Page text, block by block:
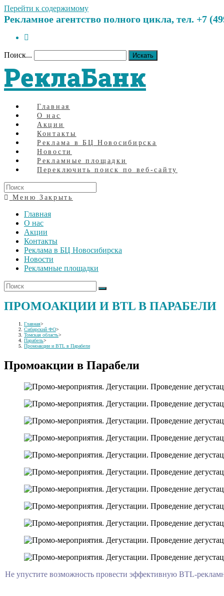
Перейти к содержимому
Рекламное агентство полного цикла, тел. +7
Поиск... Искать
РеклаБанк
Главная
О нас
Акции
Контакты
Реклама в БЦ Новосибирска
Новости
Рекламные площадки
Переключить поиск по веб-сайту
Меню Закрыть
Главная
О нас
Акции
Контакты
Реклама в БЦ Новосибирска
Новости
Рекламные площадки
ПРОМОАКЦИИ И BTL В ПАРАБЕЛИ
Главная>
Сибирский ФО>
Томская область>
Парабель>
Промоакции и BTL в Парабели
Промоакции в Парабели
Не упустите возможность провести эффективную BTL-